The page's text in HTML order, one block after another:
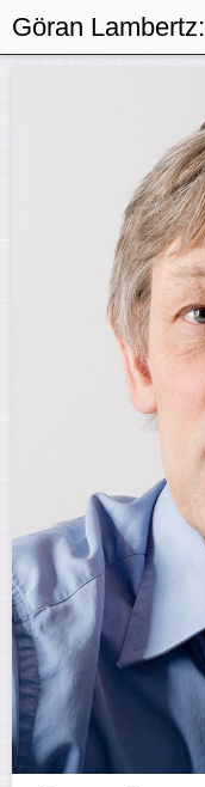
Göran Lambertz: